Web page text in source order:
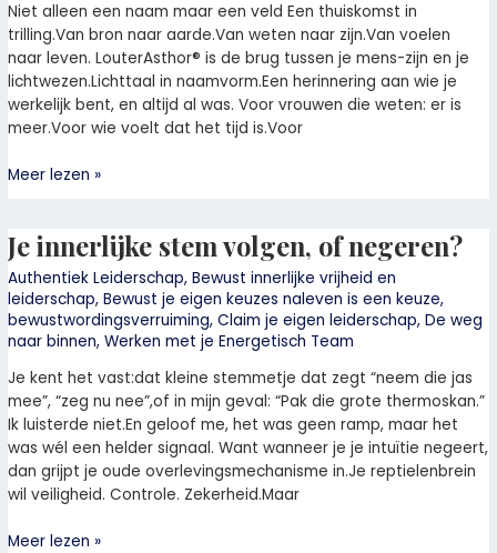
Niet alleen een naam maar een veld Een thuiskomst in
trilling.Van bron naar aarde.Van weten naar zijn.Van voelen
naar leven. LouterAsthor® is de brug tussen je mens-zijn en je
lichtwezen.Lichttaal in naamvorm.Een herinnering aan wie je
werkelijk bent, en altijd al was. Voor vrouwen die weten: er is
meer.Voor wie voelt dat het tijd is.Voor
Meer lezen »
Je innerlijke stem volgen, of negeren?
Authentiek Leiderschap,Bewust innerlijke vrijheid en
leiderschap,Bewust je eigen keuzes naleven is een keuze,
bewustwordingsverruiming,Claim je eigen leiderschap,De weg
naar binnen,Werken met je Energetisch Team
Je kent het vast:dat kleine stemmetje dat zegt “neem die jas
mee”, “zeg nu nee”,of in mijn geval: “Pak die grote thermoskan.”
Ik luisterde niet.En geloof me, het was geen ramp, maar het
was wél een helder signaal. Want wanneer je je intuïtie negeert,
dan grijpt je oude overlevingsmechanisme in.Je reptielenbrein
wil veiligheid. Controle. Zekerheid.Maar
Je
innerlijke
stem
volgen,
of
Meer lezen »